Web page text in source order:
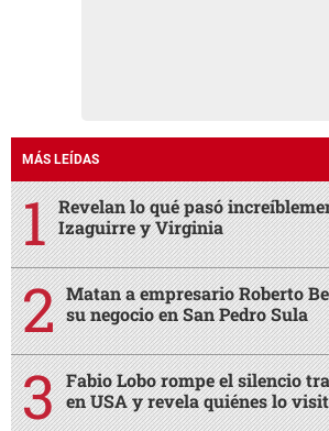
MÁS LEÍDAS
Revelan lo qué pasó
Izaguirre y Virginia
Matan a empresario Roberto
su negocio en San Pedro Sula
Fabio Lobo rompe el silencio
en USA y revela quiénes lo